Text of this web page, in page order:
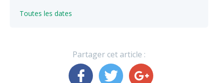
Toutes les dates
Partager cet article :